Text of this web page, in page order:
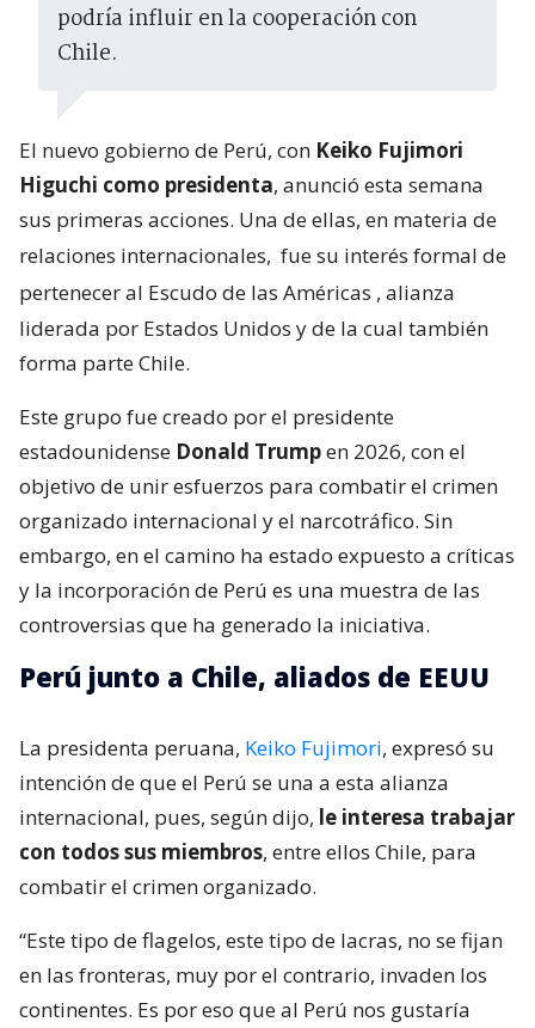
podría influir en la cooperación con
Chile.
El nuevo gobierno de Perú, con Keiko Fujimori
Higuchi como presidenta, anunció esta semana
sus primeras acciones. Una de ellas, en materia de
relaciones internacionales, fue su interés formal de
pertenecer al Escudo de las Américas , alianza
liderada por Estados Unidos y de la cual también
forma parte Chile.
Este grupo fue creado por el presidente
estadounidense Donald Trumpen 2026, con el
objetivo de unir esfuerzos para combatir el crimen
organizado internacional y el narcotráfico. Sin
embargo, en el camino ha estado expuesto a críticas
y la incorporación de Perú es una muestra de las
controversias que ha generado la iniciativa.
Perú junto a Chile, aliados de EEUU
La presidenta peruana, Keiko Fujimori, expresó su
intención de que el Perú se una a esta alianza
internacional, pues, según dijo, le interesa trabajar
con todos sus miembros, entre ellos Chile, para
combatir el crimen organizado.
“Este tipo de flagelos, este tipo de lacras, no se fijan
en las fronteras, muy por el contrario, invaden los
continentes. Es por eso que al Perú nos gustaría